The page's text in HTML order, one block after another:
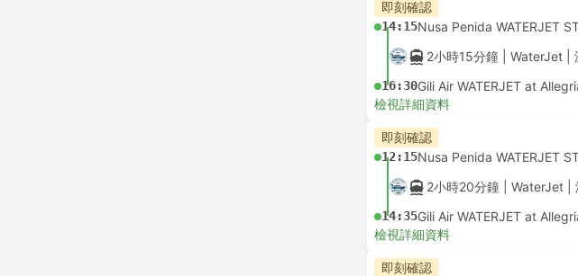
即刻確認
14:15Nusa Penida WATERJET
2小時15分鐘 | WaterJet
16:30Gili Air WATERJET at
檢視詳細資料
即刻確認
12:15Nusa Penida WATERJET
2小時20分鐘 | WaterJet
14:35Gili Air WATERJET at
檢視詳細資料
即刻確認